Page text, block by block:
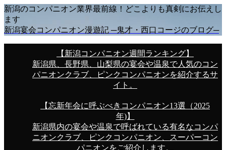
新潟のコンパニオン業界最前線！どこよりも真剣にお伝えし
ます
新潟宴会コンパニオン漫遊記 ─鬼才・西口コージのブログ─
【新潟コンパニオン週間ランキング】
新潟県、長野県、山梨県の宴会や温泉で人気のコン
パニオンクラブ、ピンクコンパニオンを紹介するサ
イト。
【忘新年会に呼ぶべきコンパニオン13選（2025
年)】
新潟県内の宴会や温泉で呼ばれている有名なコンパ
ニオンクラブ、ピンクコンパニオン、スーパーコン
パニオンをご紹介します。